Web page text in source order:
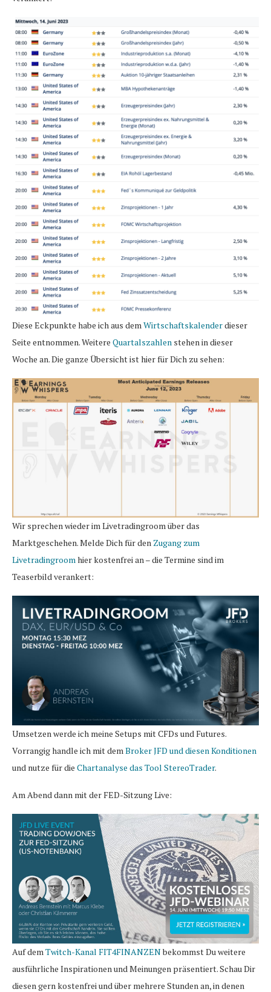
Diese Eckpunkte habe ich aus demWirtschaftskalenderdieser
Seite entnommen. Weitere Quartalszahlen stehen in dieser
Woche an. Die ganze Übersicht ist hier für Dich zu sehen:
Wir sprechen wieder im Livetradingroom über das
Marktgeschehen. Melde Dich für den Zugang zum
Livetradingroomhier kostenfrei an – die Termine sind im
Teaserbild verankert:
Umsetzen werde ich meine Setups mit CFDs und Futures.
Vorrangig handle ich mit demBroker JFD und diesen Konditionen
und nutze für die Chartanalyse das Tool StereoTrader.
Am Abend dann mit der FED-Sitzung Live:
Auf dem Twitch-Kanal FIT4FINANZENbekommst Du weitere
ausführliche Inspirationen und Meinungen präsentiert. Schau Dir
diesen gern kostenfrei und über mehrere Stunden an, in denen